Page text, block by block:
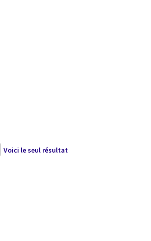
Voici le seul résultat